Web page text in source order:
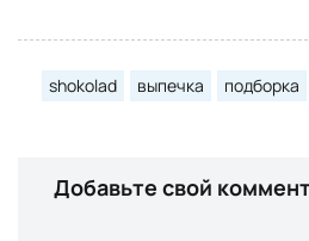
shokolad выпечка подборка
Добавьте свой